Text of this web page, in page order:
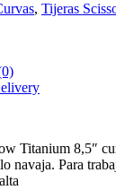
, Tijeras
Titanium 8,5″
navaja. Para